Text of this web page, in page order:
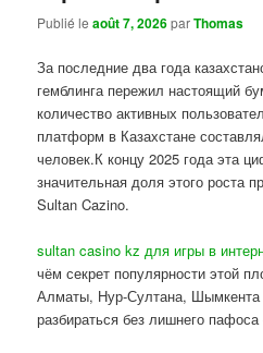
Publié leaoût 7, 2026parThomas
За последние два года
гемблинга пережил настоящий
количество активных
платформ в Казахстане
человек.К концу 2025 года эта
значительная доля этого роста
Sultan Cazino.
sultan casino kz для игры в
чём секрет популярности этой
Алматы, Нур-Султана, Шымкента
разбираться без лишнего